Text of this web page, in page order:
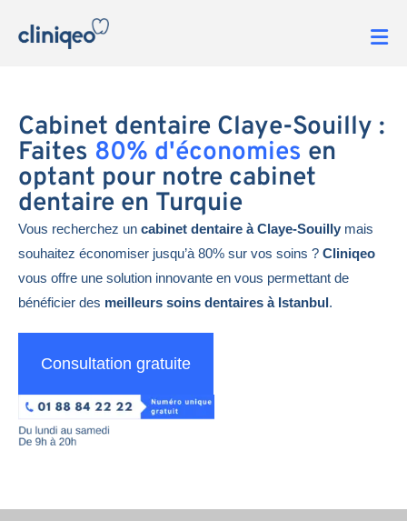
Cabinet dentaire Claye-Souilly :
Faites 80% d'économies en
optant pour notre cabinet
dentaire en Turquie
Vous recherchez un cabinet dentaire à Claye-Souilly mais
souhaitez économiser jusqu’à 80% sur vos soins ? Cliniqeo
vous offre une solution innovante en vous permettant de
bénéficier des meilleurs soins dentaires à Istanbul.
Consultation gratuite